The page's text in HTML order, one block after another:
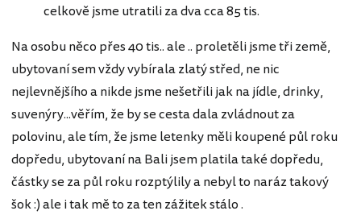
celkově jsme utratili za dva cca 85 tis.
Na osobu něco přes 40 tis.. ale .. proletěli jsme tři země,
ubytovaní sem vždy vybírala zlatý střed, ne nic
nejlevnějšího a nikde jsme nešetřili jak na jídle, drinky,
suvenýry...věřím, že by se cesta dala zvládnout za
polovinu, ale tím, že jsme letenky měli koupené půl roku
dopředu, ubytovaní na Bali jsem platila také dopředu,
částky se za půl roku rozptýlily a nebyl to naráz takový
šok :) ale i tak mě to za ten zážitek stálo .